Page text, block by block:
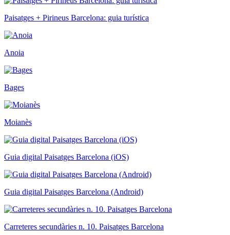
Paisatges + Pirineus Barcelona: guia turística
Anoia
Bages
Moianès
Guia digital Paisatges Barcelona (iOS)
Guia digital Paisatges Barcelona (Android)
Carreteres secundàries n. 10. Paisatges Barcelona